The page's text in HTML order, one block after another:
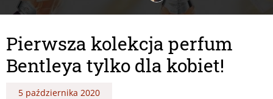
Pierwsza kolekcja perfum
Bentleya tylko dla kobiet!
5 października 2020